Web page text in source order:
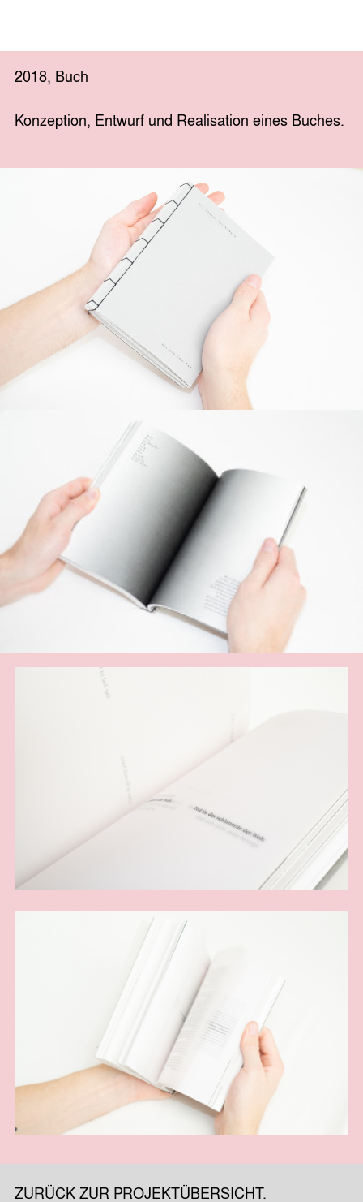
2018, Buch
Konzeption, Entwurf und Realisation eines Buches.
ZURÜCK ZUR PROJEKTÜBERSICHT.